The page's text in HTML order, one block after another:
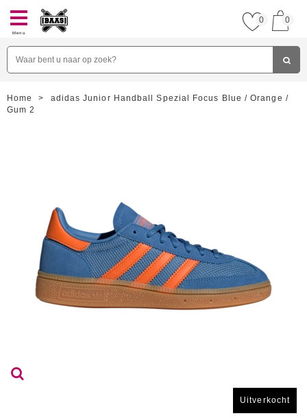
Menu
0 0
Home >
adidas Junior Handball Spezial Focus Blue / Orange /
Gum 2
Uitverkocht